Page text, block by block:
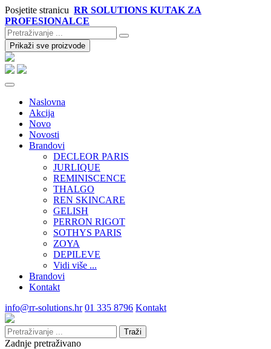
Posjetite stranicu RR SOLUTIONS KUTAK ZA
PROFESIONALCE
Prikaži sve proizvode
Naslovna
Akcija
Novo
Novosti
Brandovi
DECLEOR PARIS
JURLIQUE
REMINISCENCE
THALGO
REN SKINCARE
GELISH
PERRON RIGOT
SOTHYS PARIS
ZOYA
DEPILEVE
Vidi više ...
Brandovi
Kontakt
info@rr-solutions.hr 01 335 8796 Kontakt
Traži
Zadnje pretraživano